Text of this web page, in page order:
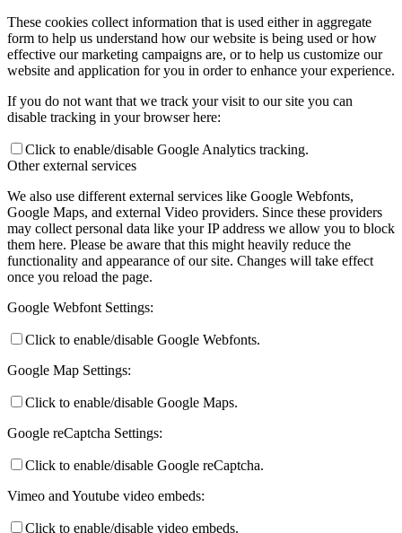
These cookies collect information that is used either in aggregate
form to help us understand how our website is being used or how
effective our marketing campaigns are, or to help us customize our
website and application for you in order to enhance your experience.
If you do not want that we track your visit to our site you can
disable tracking in your browser here:
Click to enable/disable Google Analytics tracking.
Other external services
We also use different external services like Google Webfonts,
Google Maps, and external Video providers. Since these providers
may collect personal data like your IP address we allow you to block
them here. Please be aware that this might heavily reduce the
functionality and appearance of our site. Changes will take effect
once you reload the page.
Google Webfont Settings:
Click to enable/disable Google Webfonts.
Google Map Settings:
Click to enable/disable Google Maps.
Google reCaptcha Settings:
Click to enable/disable Google reCaptcha.
Vimeo and Youtube video embeds:
Click to enable/disable video embeds.